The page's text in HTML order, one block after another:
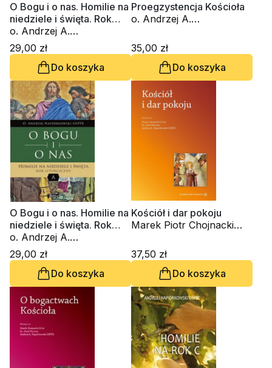
O Bogu i o nas. Homilie na
niedziele i święta. Rok
liturgiczny A
o. Andrzej A.
Napiórkowski OSPPE
29,00 zł
Do koszyka
Proegzystencja Kościoła
o. Andrzej A.
35,00 zł
Do koszyka
O Bogu i o nas. Homilie na
niedziele i święta. Rok
liturgiczny A
o. Andrzej A.
Napiórkowski OSPPE
29,00 zł
Do koszyka
Kościół i dar pokoju
Marek Piotr Chojnacki
Napiórkowski OSPPE, ks.
Józef Morawa
37,50 zł
Do koszyka